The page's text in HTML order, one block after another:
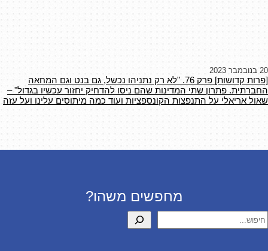
20 בנובמבר 2023
[פרות קדושות] פרק 76. "לא רק נתניהו נכשל, גם בנט וגם המחאה
החברתית. פתרון שתי המדינות שהם ניסו להדחיק יחזור עכשיו בגדול" –
שאול אריאלי על התנפצות הקונספציות ועוד כמה מיתוסים עלינו ועל עזה
מחפשים משהו?